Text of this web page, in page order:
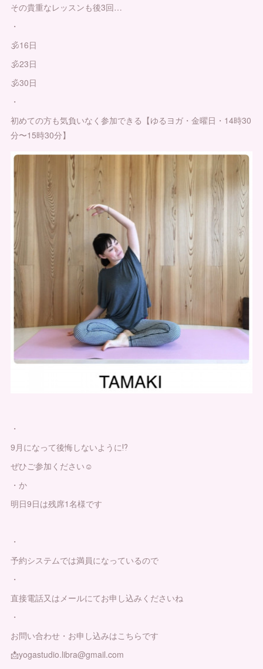
その貴重なレッスンも後3回…
・
🕉16日
🕉23日
🕉30日
・
初めての方も気負いなく参加できる【ゆるヨガ・金曜日・14時30
分〜15時30分】
・
9月になって後悔しないように⁉️
ぜひご参加ください☺️
・か
明日9日は残席1名様です
・
予約システムでは満員になっているので
・
直接電話又はメールにてお申し込みくださいね
・
お問い合わせ・お申し込みはこちらです
📩yogastudio.libra@gmail.com